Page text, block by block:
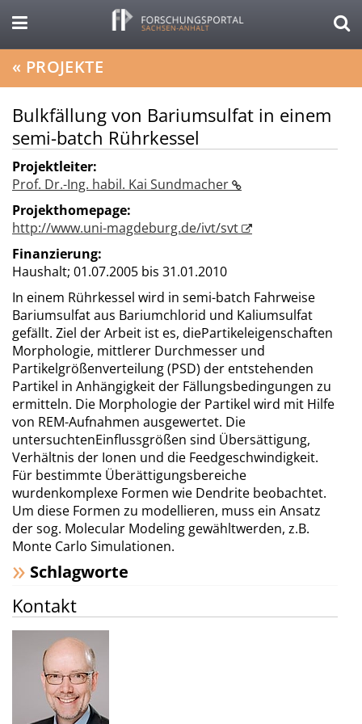
« PROJEKTE
Bulkfällung von Bariumsulfat in einem
semi-batch Rührkessel
Projektleiter:
Prof. Dr.-Ing. habil. Kai Sundmacher
Projekthomepage:
http://www.uni-magdeburg.de/ivt/svt
Finanzierung:
Haushalt; 01.07.2005 bis 31.01.2010
In einem Rührkessel wird in semi-batch Fahrweise
Bariumsulfat aus Bariumchlorid und Kaliumsulfat
gefällt. Ziel der Arbeit ist es, diePartikeleigenschaften
Morphologie, mittlerer Durchmesser und
Partikelgrößenverteilung (PSD) der entstehenden
Partikel in Anhängigkeit der Fällungsbedingungen zu
ermitteln. Die Morphologie der Partikel wird mit Hilfe
von REM-Aufnahmen ausgewertet. Die
untersuchtenEinflussgrößen sind Übersättigung,
Verhältnis der Ionen und die Feedgeschwindigkeit.
Für bestimmte Überättigungsbereiche
wurdenkomplexe Formen wie Dendrite beobachtet.
Um diese Formen zu modellieren, muss ein Ansatz
der sog. Molecular Modeling gewähltwerden, z.B.
Monte Carlo Simulationen.
Schlagworte
Kontakt